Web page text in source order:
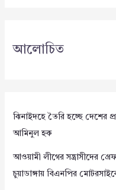
আলোচিত
ঝিনাইদহে তৈরি হচ্ছে দেশের
আমিনুল হক
আওয়ামী লীগের সন্ত্রাসীদের
চুয়াডাঙ্গায় বিএনপির